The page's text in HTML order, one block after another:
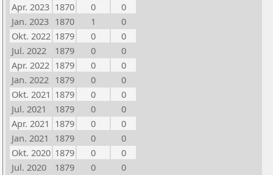
Apr. 2023 1870 0
0
Jan. 2023 1870 1
0
Okt. 2022 1879 0
0
Jul. 2022
1879 0
0
Apr. 2022 1879 0
0
Jan. 2022 1879 0
0
Okt. 2021 1879 0
0
Jul. 2021
1879 0
0
Apr. 2021 1879 0
0
Jan. 2021
1879 0
0
Okt. 2020 1879 0
0
Jul. 2020
1879 0
0